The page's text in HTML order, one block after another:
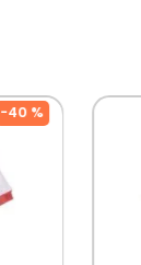
-40 %